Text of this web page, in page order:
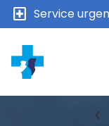
local_hospital Service
chevron_left